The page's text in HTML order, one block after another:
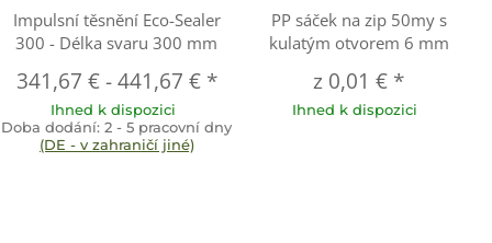
Impulsní těsnění Eco-Sealer
300 - Délka svaru 300 mm
341,67 €-441,67 € *
Ihned k dispozici
Doba dodání:2 - 5 pracovní dny
(DE - v zahraničí jiné)
PP sáček na zip 50my s
kulatým otvorem 6 mm
z 0,01 € *
Ihned k dispozici